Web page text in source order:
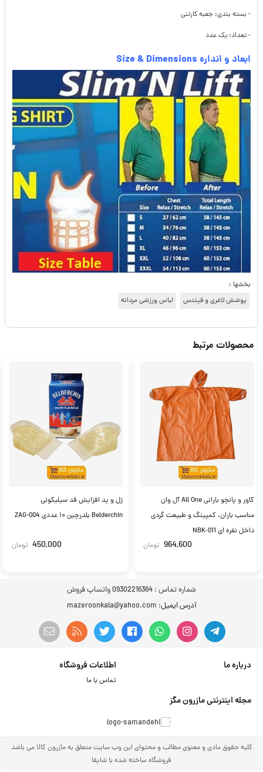
- بسته بندی: جعبه کارتنی
- تعداد: یک عدد
ابعاد و انداره Size & Dimensions
بخشها :
پوشش لاغری و فیتنس
لباس ورزشی مردانه
محصولات مرتبط
کاور و پانچو بارانی All One آل وان
مناسب باران، کمپینگ و طبیعت گردی
داخل نقره ای NBK-011
964,600 تومان
ژل و پد افزایش قد سیلیکونی
Belderchin بلدرچین ۱۰ عددی ZAG-004
450,000 تومان
شماره تماس : 09302216364 واتساپ فروش
آدرس ایمیل: mazeroonkala@yahoo.com
درباره ما اطلاعات فروشگاه
تماس با ما
مجله اینترنتی مازرون مگز
کلیه حقوق مادی و معنوی مطالب و محتوای این وب سایت متعلق به مازرون کالا می باشد
فروشگاه ساخته شده با شاپفا